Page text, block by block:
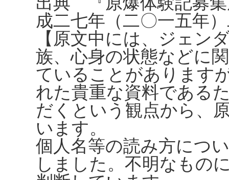
成二七年（二〇一五年
【原文中には、ジェン
族、心身の状態などに
ていることがあります
れた貴重な資料である
だくという観点から、
います。
個人名等の読み方につ
しました。不明なもの